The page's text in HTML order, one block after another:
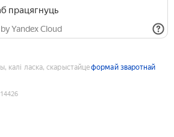
працягнуць
Yandex Cloud
калі ласка, скарыстайцеформай зваротнай